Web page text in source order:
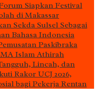
Siapkan Festival
di Makassar
Sekda Sulsel Sebagai
Bahasa Indonesia
Paskibraka
Islam Athirah
Lincah, dan
Rakor UCJ 2026,
bagi Pekerja Rentan